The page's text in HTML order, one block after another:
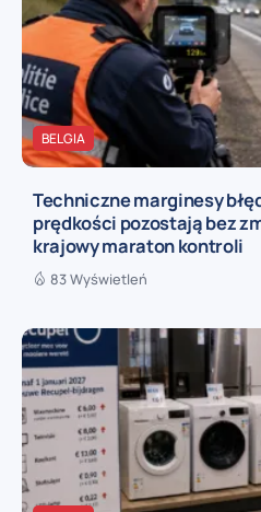
BELGIA
Techniczne marginesy
prędkości pozostają bez
krajowy maraton kontroli
83 Wyświetleń